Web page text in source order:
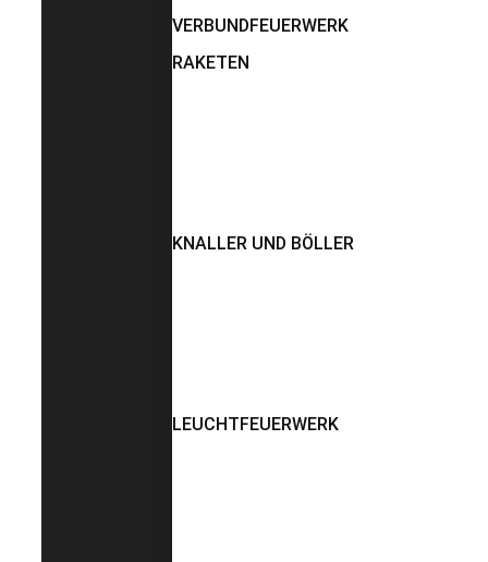
VERBUNDFEUERWERK
RAKETEN
KNALLER UND BÖLLER
LEUCHTFEUERWERK